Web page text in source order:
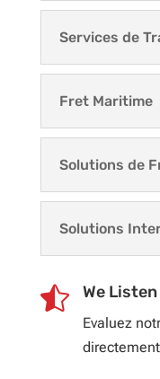
Services de
Fret Maritime
Solutions de
Solutions
 We Listen
Evaluez